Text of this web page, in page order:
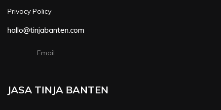
Privacy Policy
hallo@tinjabanten.com
Email
JASA TINJA BANTEN